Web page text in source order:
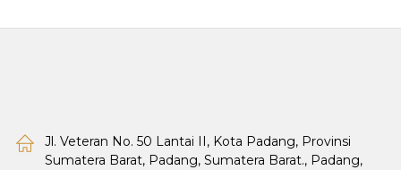
Jl. Veteran No. 50 Lantai II, Kota Padang, Provinsi
Sumatera Barat, Padang, Sumatera Barat., Padang,